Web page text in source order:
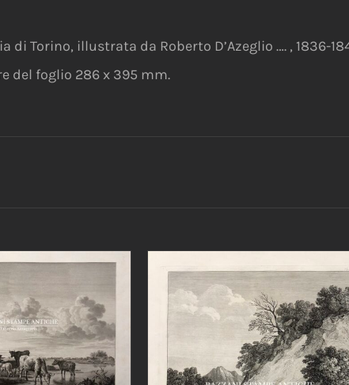
di Torino, illustrata da Roberto D’Azeglio …. , 1836-
del foglio 286 x 395 mm.
CARRELLO